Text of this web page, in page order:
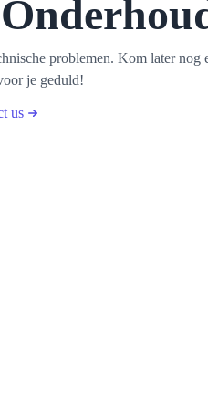
problemen. Kom later nog
je geduld!
us